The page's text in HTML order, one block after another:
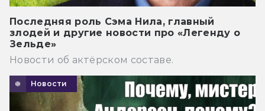
Последняя роль Сэма Нила, главный
злодей и другие новости про «Легенду о
Зельде»
Новости об актёрском составе.
Новости